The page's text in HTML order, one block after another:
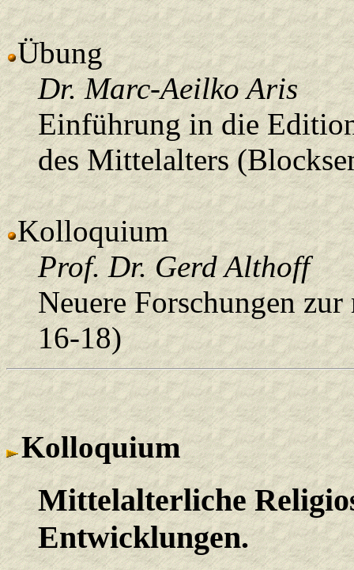
Übung
Dr. Marc-Aeilko Aris
Einführung in die
des Mittelalters
Kolloquium
Prof. Dr. Gerd Althoff
Neuere Forschungen
16-18)
Kolloquium
Mittelalterliche
Entwicklungen.